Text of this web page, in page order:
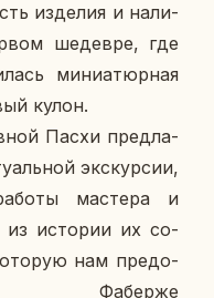
из­де­лия и на­ли­
ше­дев­ре, где
ми­ни­а­тюр­ная
кулон.
Пасхи пред­ла­
экс­кур­сии,
ма­сте­ра и
из ис­то­рии их со­
нам предо­
Фаб­ер­же